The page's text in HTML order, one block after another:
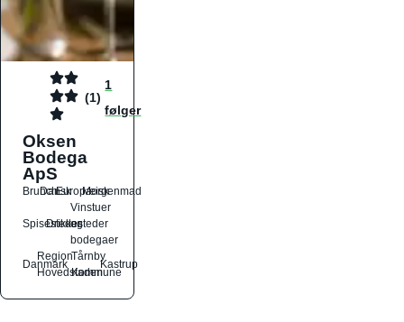
(1)
1
følger
Oksen
Bodega
ApS
Brunch
DanskEuropæiskMorgenmad
Spisesteder
Drikkesteder
Vinstuer
og
bodegaer
Danmark
Region
Hovedstaden
Tårnby
Kommune
Kastrup